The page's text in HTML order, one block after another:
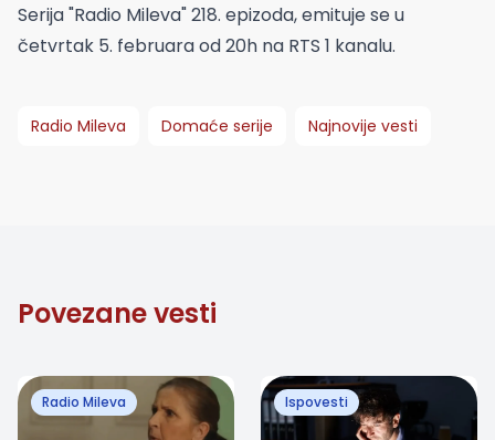
Serija "Radio Mileva" 218. epizoda, emituje se u
četvrtak 5. februara od 20h na RTS 1 kanalu.
Radio Mileva Domaće serije Najnovije vesti
Povezane vesti
Radio Mileva Ispovesti